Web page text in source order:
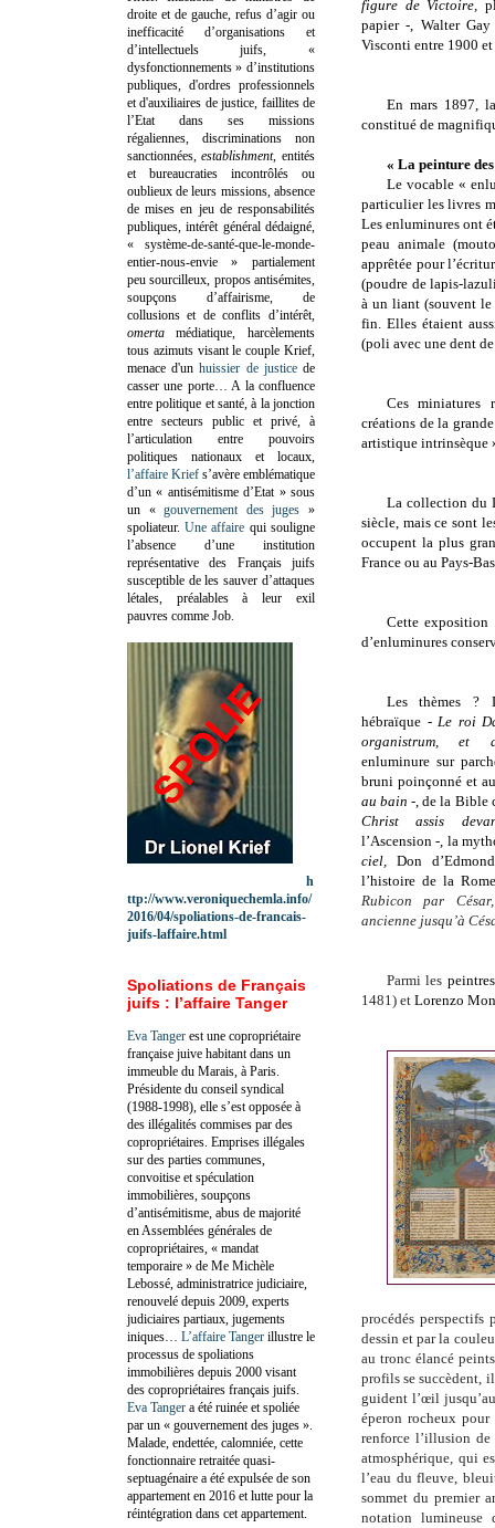
figure de Victoire,
papier-, Walter Gay
Visconti entre 1900
En mars 1897,
constitué de
« La peinture
Le vocable «
particulier les livres
Les enluminures ont
peau animale
apprêtée pour
(poudre de lapis-
à un liant (souvent le
fin. Elles étaient
(poli avec une dent
Ces miniatures
créations de la
artistique intrinsèque
La collection du
siècle, mais ce sont
occupent la plus
France ou au Pays-
Cette exposition
d’enluminures
Les thèmes ?
hébraïque -Le roi
organistrum, et
enluminure sur
bruni poinçonné et
au bain -, de la Bible
Christ assis
l’Ascension -, la
ciel,Don
l’histoire de la
Rubicon par César,
ancienne jusqu’à
Parmi les
1481) et Lorenzo
procédés
dessin et par la
au tronc élancé
profils se succèdent,
guident l’œil
éperon rocheux
renforce l’illusion
atmosphérique, qui
l’eau du fleuve,
sommet du premier
notation lumineuse
droite et de gauche, refus d’agir ou
inefficacité d’organisations et
d’intellectuels juifs, «
dysfonctionnements » d’institutions
publiques, d'ordres professionnels
et d'auxiliaires de justice, faillites de
l’Etat dans ses missions
régaliennes, discriminations non
sanctionnées,establishment, entités
et bureaucraties incontrôlés ou
oublieux de leurs missions, absence
de mises en jeu de responsabilités
publiques, intérêt général dédaigné,
« système-de-santé-que-le-monde-
entier-nous-envie » partialement
peu sourcilleux, propos antisémites,
soupçons d’affairisme, de
collusions et de conflits d’intérêt,
omertamédiatique, harcèlements
tous azimuts visant le couple Krief,
menace d'unhuissier de justicede
casser une porte… A la confluence
entre politique et santé, à la jonction
entre secteurs public et privé, à
l’articulation entre pouvoirs
politiques nationaux et locaux,
l’affaire Krief s’avère emblématique
d’un « antisémitisme d’Etat » sous
un «gouvernement des juges »
spoliateur.Une affaire qui souligne
l’absence d’une institution
représentative des Français juifs
susceptible de les sauver d’attaques
létales, préalables à leur exil
pauvres comme Job.
h
ttp://www.veroniquechemla.info/
2016/04/spoliations-de-francais-
juifs-laffaire.html
Spoliations de Français
juifs : l’affaire Tanger
Eva Tanger est une copropriétaire
française juive habitant dans un
immeuble du Marais, à Paris.
Présidente du conseil syndical
(1988-1998), elle s’est opposée à
des illégalités commises par des
copropriétaires. Emprises illégales
sur des parties communes,
convoitise et spéculation
immobilières, soupçons
d’antisémitisme, abus de majorité
en Assemblées générales de
copropriétaires, « mandat
temporaire » de Me Michèle
Lebossé, administratrice judiciaire,
renouvelé depuis 2009, experts
judiciaires partiaux, jugements
iniques… L’affaire Tanger illustre le
processus de spoliations
immobilières depuis 2000 visant
des copropriétaires français juifs.
Eva Tanger a été ruinée et spoliée
par un « gouvernement des juges ».
Malade, endettée, calomniée, cette
fonctionnaire retraitée quasi-
septuagénaire a été expulsée de son
appartement en 2016 et lutte pour la
réintégration dans cet appartement.